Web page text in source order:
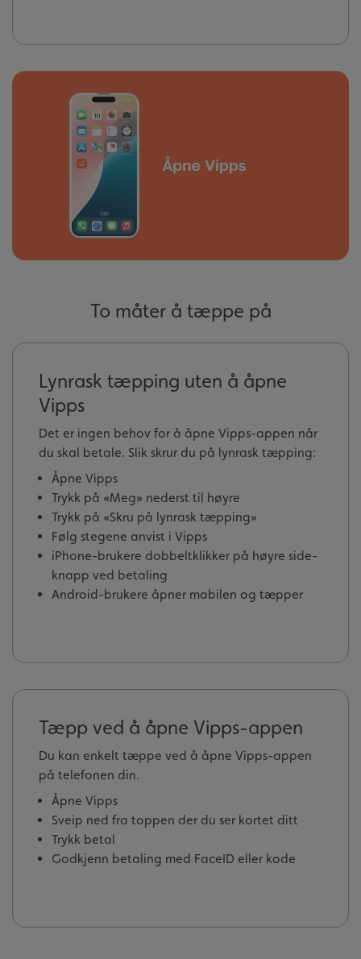
To måter å tæppe på
Lynrask tæpping uten å åpne
Vipps
Det er ingen behov for å åpne Vipps-appen når
du skal betale. Slik skrur du på lynrask tæpping:
Åpne Vipps
Trykk på «Meg» nederst til høyre
Trykk på «Skru på lynrask tæpping»
Følg stegene anvist i Vipps
iPhone-brukere dobbeltklikker på høyre side-
knapp ved betaling
Android-brukere åpner mobilen og tæpper
Tæpp ved å åpne Vipps-appen
Du kan enkelt tæppe ved å åpne Vipps-appen
på telefonen din.
Åpne Vipps
Sveip ned fra toppen der du ser kortet ditt
Trykk betal
Godkjenn betaling med FaceID eller kode